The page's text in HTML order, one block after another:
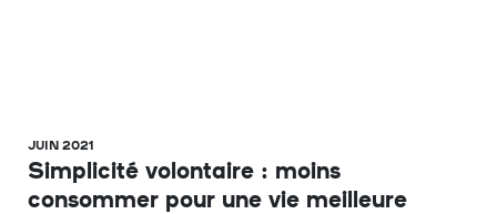
JUIN 2021
Simplicité volontaire : moins
consommer pour une vie meilleure